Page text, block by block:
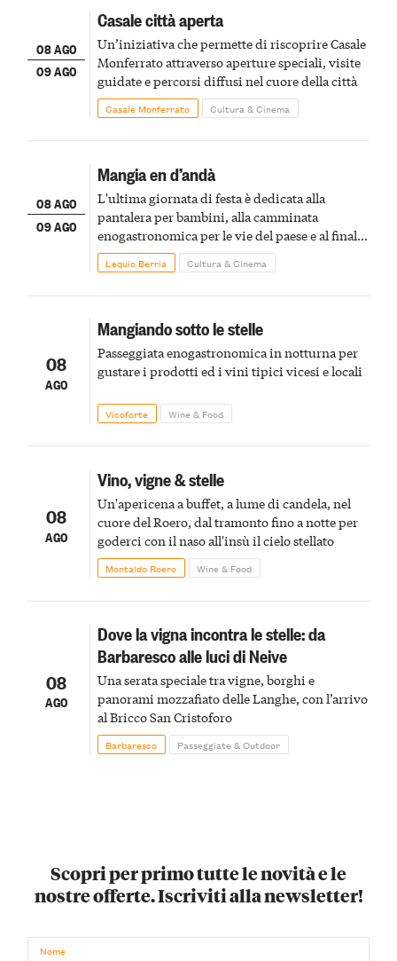
08 AGO
09 AGO
Casale città aperta
Un’iniziativa che permette di riscoprire Casale
Monferrato attraverso aperture speciali, visite
guidate e percorsi diffusi nel cuore della città
Casale Monferrato Cultura & Cinema
08 AGO
09 AGO
Mangia en d’andà
L'ultima giornata di festa è dedicata alla
pantalera per bambini, alla camminata
enogastronomica per le vie del paese e al finale
pirotecnico
Lequio Berria Cultura & Cinema
08
AGO
Mangiando sotto le stelle
Passeggiata enogastronomica in notturna per
gustare i prodotti ed i vini tipici vicesi e locali
Vicoforte Wine & Food
08
AGO
Vino, vigne & stelle
Un'apericena a buffet, a lume di candela, nel
cuore del Roero, dal tramonto fino a notte per
goderci con il naso all'insù il cielo stellato
Montaldo Roero Wine & Food
08
AGO
Dove la vigna incontra le stelle: da
Barbaresco alle luci di Neive
Una serata speciale tra vigne, borghi e
panorami mozzafiato delle Langhe, con l’arrivo
al Bricco San Cristoforo
Barbaresco Passeggiate & Outdoor
Scopri per primo tutte le novità e le
nostre offerte. Iscriviti alla newsletter!
Nome